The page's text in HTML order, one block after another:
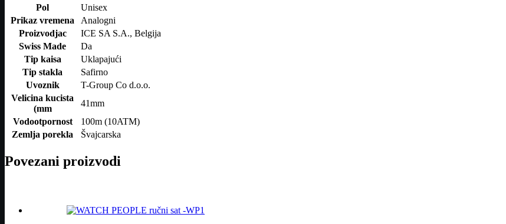
Pol
Unisex
Prikaz vremena
Analogni
Proizvodjac
ICE SA S.A., Belgija
Swiss Made
Da
Tip kaisa
Uklapajući
Tip stakla
Safirno
Uvoznik
T-Group Co d.o.o.
Velicina kucista
(mm
41mm
Vodootpornost
100m (10ATM)
Zemlja porekla
Švajcarska
Povezani proizvodi